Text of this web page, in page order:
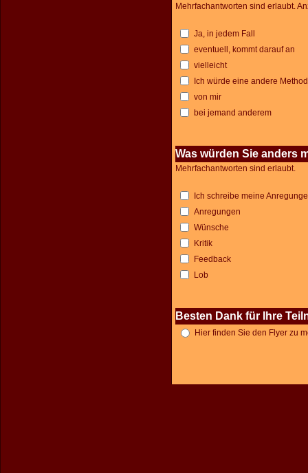
Mehrfachantworten sind erlaubt.
Ja, in jedem Fall
eventuell, kommt darauf an
vielleicht
Ich würde eine andere
von mir
bei jemand anderem
Was würden Sie anders
Mehrfachantworten sind erlaubt.
Ich schreibe meine
Anregungen
Wünsche
Kritik
Feedback
Lob
Besten Dank für Ihre
Hier finden Sie den Flyer zu